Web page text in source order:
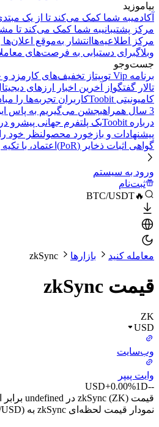
بیاموزید
آکادمیبه شما کمک می‌کند تا از یک
مرکز پشتیبانیبه شما کمک می‌کند تا
مرکز اطلاعیه‌ها انتشار به‌موقع
وبلاگبرای دستیابی به فرصت‌های
جست‌وجو
برنامه Vip توبیت
از تخفیف‌های کارمزد و
تالار گفتگو از آخرین اخبار ارزهای
کامیونیتی Toobit
کاربران تجربه‌ها را
3 سال همراهی
جشن می‌گیریم به پاس
درباره Toobit
یک پلتفرم جهانی پیشرو
پیشنهادات و بازخورد محصولنظر خود را
گواهی اثبات ذخایر (PoR)
اعتماد، با تکیه بر 100%
ورود به سیستم
ثبت‌نام
🔥BTC/USDT
معامله کنید بازارها zkSync
قیمت zkSync
ZK
USD
وب‌سایت
وایت پیپر
--
USD+0.00%1D
قیمت zkSync (ZK) در undefined برابر است با -- USD در -- (UTC+0) امروز.
نمودار قیمت لحظه‌ای zkSync به USD (ZK/USD)